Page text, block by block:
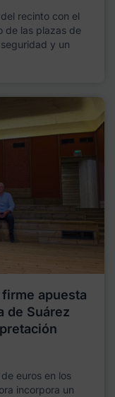
recinto con el
de las plazas de
y un
apuesta
de Suárez
euros en los
incorpora un